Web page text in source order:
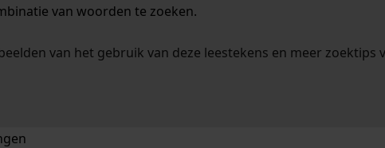
van woorden te zoeken.
van het gebruik van deze leestekens en meer zoektips